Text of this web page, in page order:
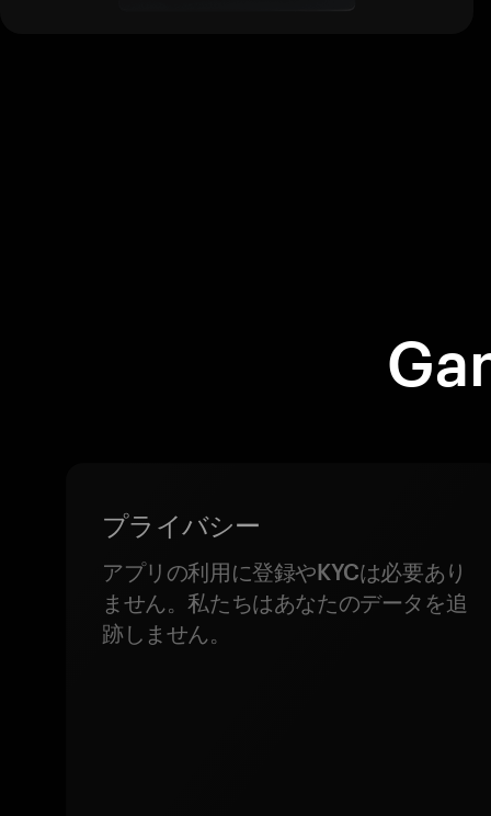
プライバシー
アプリの利用に登録やKYCは必要あり
ません。私たちはあなたのデータを追
跡しません。